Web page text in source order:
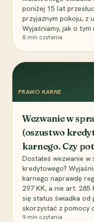
poniżej 15 lat
przyjaznym pokoju, z
Wyjaśniamy, jak o
8 min czytania
PRAWO KARNE
Wezwanie w
(oszustwo
karnego. Czy
Dostałeś wezwanie
kredytowego?
karnego naprawdę
297 KK, a nie art. 285
się status świadka od
skorzystać z pomocy
9 min czytania